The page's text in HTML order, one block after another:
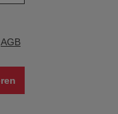
AGB